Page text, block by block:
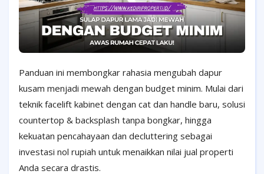
Panduan ini membongkar rahasia mengubah dapur
kusam menjadi mewah dengan budget minim. Mulai dari
teknik facelift kabinet dengan cat dan handle baru, solusi
countertop & backsplash tanpa bongkar, hingga
kekuatan pencahayaan dan decluttering sebagai
investasi nol rupiah untuk menaikkan nilai jual properti
Anda secara drastis.